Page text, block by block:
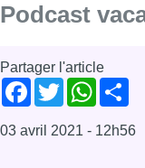
Podcast
Partager l'article
Facebook
Twitter
03 avril 2021 - 12h56